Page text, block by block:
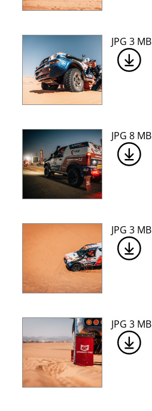
JPG 3 MB
JPG 8 MB
JPG 3 MB
JPG 3 MB